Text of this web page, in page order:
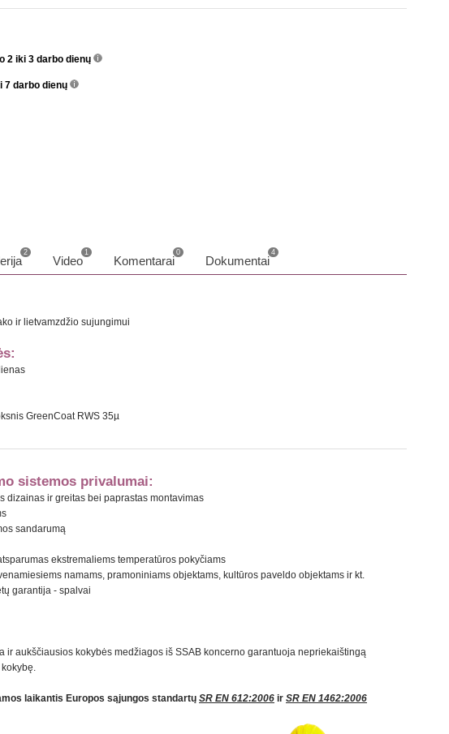
2 iki 3 darbo dienų
7 darbo dienų
2
Video
1
Komentarai
0
Dokumentai
4
ir lietvamzdžio sujungimui
GreenCoat RWS 35µ
sistemos privalumai:
dizainas ir greitas bei paprastas montavimas
sandarumą
ekstremaliems temperatūros pokyčiams
namams, pramoniniams objektams, kultūros paveldo objektams ir kt.
garantija - spalvai
ir aukščiausios kokybės medžiagos iš SSAB koncerno garantuoja nepriekaištingą
laikantis Europos sąjungos standartų SR EN 612:2006 ir SR EN 1462:2006